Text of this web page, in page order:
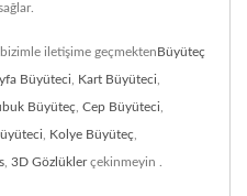
iletişime geçmekten Büyüteç
Büyüteci Kart Büyüteci
Büyüteç Cep Büyüteci
Kolye Büyüteç
3D Gözlüklerçekinmeyin .